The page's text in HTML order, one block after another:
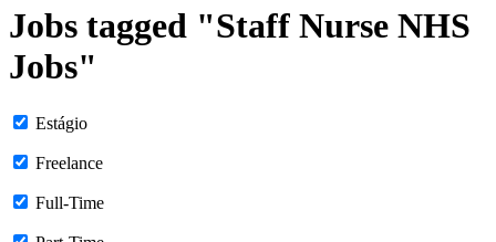
Jobs tagged "Staff Nurse NHS
Jobs"
Estágio
Freelance
Full-Time